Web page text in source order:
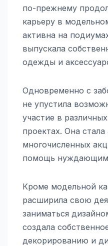
по-прежнему
карьеру в
активна на
выпускала
одежды и
Одновременно с
не упустила
участие в
проектах. Она
многочисленных
помощь
Кроме модельной
расширила свою
заниматься
создала
декорированию и